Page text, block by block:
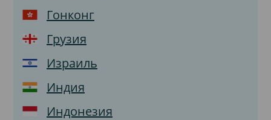
Гонконг
Грузия
Израиль
Индия
Индонезия